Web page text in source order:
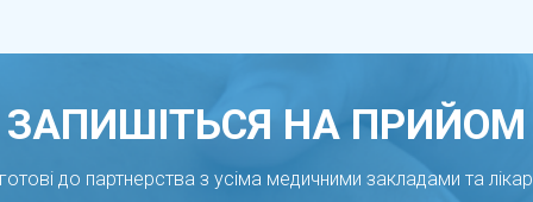
ЗАПИШІТЬСЯ НА ПРИЙОМ
до партнерства з усіма медичними закладами та